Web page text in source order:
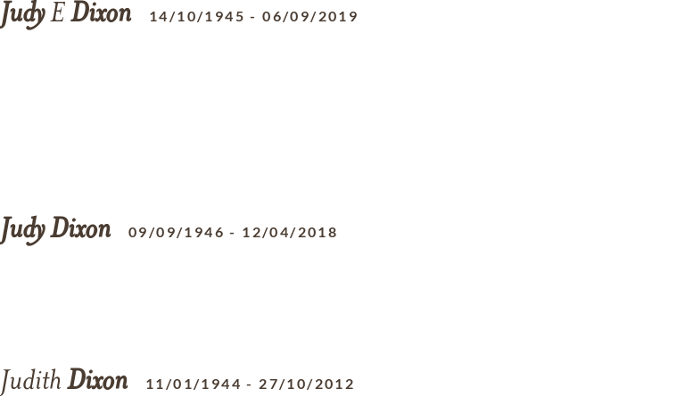
JudyEDixon 14/10/1945 -06/09/2019
JudyDixon 09/09/1946 - 12/04/2018
Judith Dixon 11/01/1944 - 27/10/2012